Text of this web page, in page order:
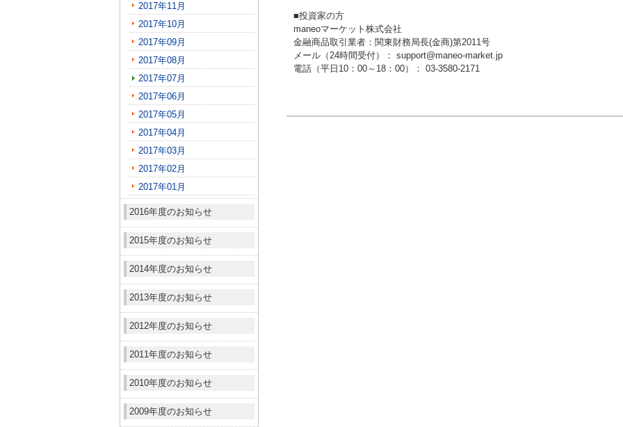
2017年11月
2017年10月
2017年09月
2017年08月
2017年07月
2017年06月
2017年05月
2017年04月
2017年03月
2017年02月
2017年01月
2016年度のお知らせ
2015年度のお知らせ
2014年度のお知らせ
2013年度のお知らせ
2012年度のお知らせ
2011年度のお知らせ
2010年度のお知らせ
2009年度のお知らせ
■投資家の方
maneoマーケット株式会社
金融商品取引業者：関東財務局長(金商)第2011号
メール（24時間受付）： support@maneo-market.jp
電話（平日10：00～18：00）： 03-3580-2171